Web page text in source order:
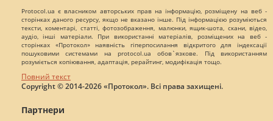
Protocol.ua є власником авторських прав на інформацію, розміщену на веб -
сторінках даного ресурсу, якщо не вказано інше. Під інформацією розуміються
тексти, коментарі, статті, фотозображення, малюнки, ящик-шота, скани, відео,
аудіо, інші матеріали. При використанні матеріалів, розміщених на веб -
сторінках «Протокол» наявність гіперпосилання відкритого для індексації
пошуковими системами на protocol.ua обов`язкове. Під використанням
розуміється копіювання, адаптація, рерайтинг, модифікація тощо.
Повний текст
Copyright © 2014-2026 «Протокол». Всі права захищені.
Партнери